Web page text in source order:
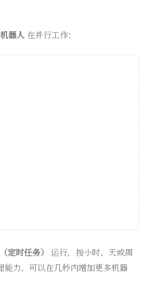
器人 在并行工作：
定时任务） 运行，按小时、天或周
能力，可以在几秒内增加更多机器